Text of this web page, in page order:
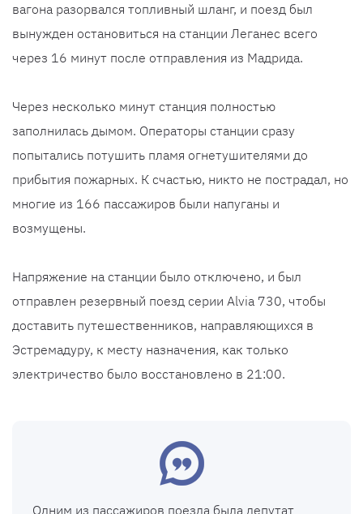
вагона разорвался топливный шланг, и поезд был
вынужден остановиться на станции Леганес всего
через 16 минут после отправления из Мадрида.
Через несколько минут станция полностью
заполнилась дымом. Операторы станции сразу
попытались потушить пламя огнетушителями до
прибытия пожарных. К счастью, никто не пострадал, но
многие из 166 пассажиров были напуганы и
возмущены.
Напряжение на станции было отключено, и был
отправлен резервный поезд серии Alvia 730, чтобы
доставить путешественников, направляющихся в
Эстремадуру, к месту назначения, как только
электричество было восстановлено в 21:00.
Одним из пассажиров поезда была депутат